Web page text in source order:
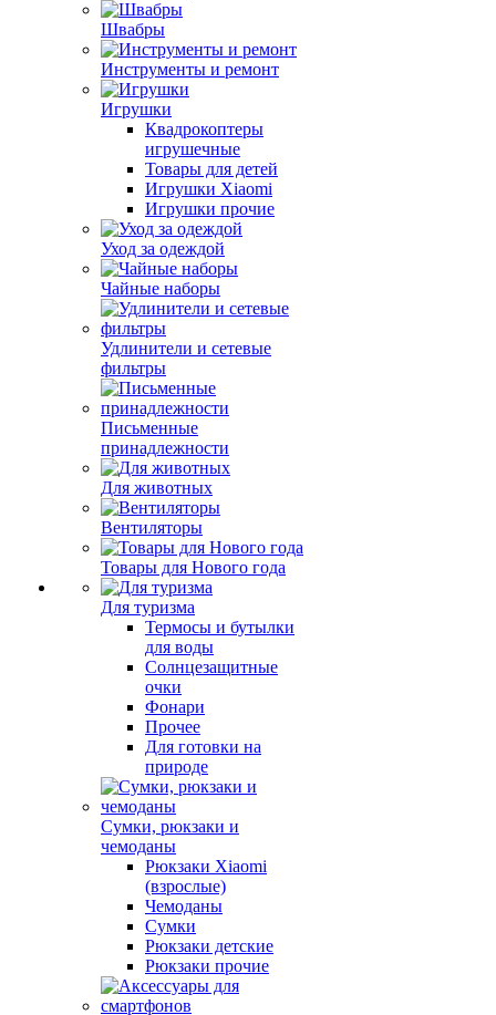
Швабры
Инструменты и ремонт
Игрушки
Квадрокоптеры
игрушечные
Товары для детей
Игрушки Xiaomi
Игрушки прочие
Уход за одеждой
Чайные наборы
Удлинители и сетевые
фильтры
Письменные
принадлежности
Для животных
Вентиляторы
Товары для Нового года
Для туризма
Термосы и бутылки
для воды
Солнцезащитные
очки
Фонари
Прочее
Для готовки на
природе
Сумки, рюкзаки и
чемоданы
Рюкзаки Xiaomi
(взрослые)
Чемоданы
Сумки
Рюкзаки детские
Рюкзаки прочие